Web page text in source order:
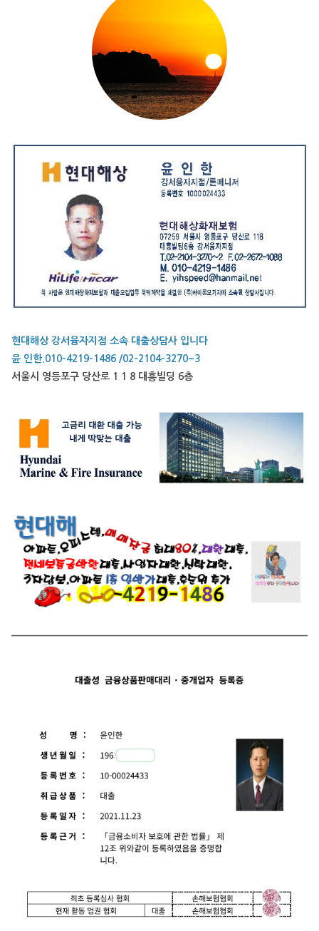
현대해상 강서융자지점 소속 대출상담사 입니다
윤 인한.010-4219-1486 /02-2104-3270~3
서울시 영등포구 당산로 1 1 8 대흥빌딩 6층